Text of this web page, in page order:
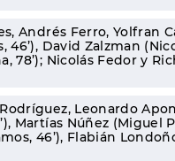
Andrés Ferro, Yolfran
46’), David Zalzman
78’); Nicolás Fedor y
Leonardo
Martías Núñez (Miguel
46’), Flabián